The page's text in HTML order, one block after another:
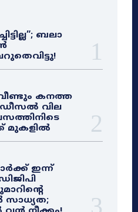
ബലാ
കനത്ത
ഡീസൽ വില
മുകളിൽ
ഇന്ന്
സാധ്യത;